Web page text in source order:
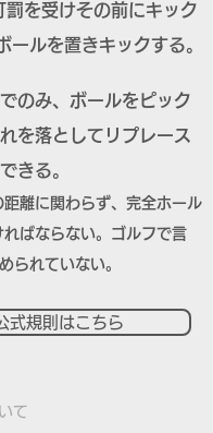
罰を受けその前にキック
ールを置きキックする。
のみ、ボールをピック
を落としてリプレース
きる。
距離に関わらず、完全ホール
ればならない。ゴルフで言
られていない。
式規則はこちら
て